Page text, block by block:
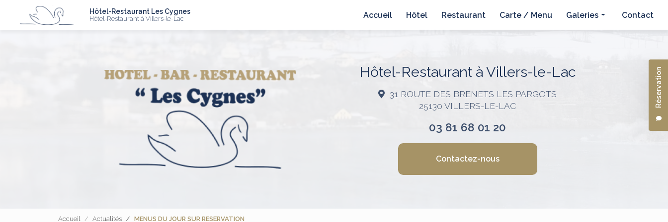
contenu
Hôtel-Restaurant Les Cygnes
Hôtel-Restaurant à Villers-le-Lac
Réservation
Accueil
Hôtel Restaurant Carte / Menu Galeries Contact
Hôtel-Restaurant à Villers-le-Lac
31 ROUTE DES BRENETS LES PARGOTS
25130 VILLERS-LE-LAC
03 81 68 01 20
Contactez-nous
Accueil Actualités MENUS DU JOUR SUR RESERVATION